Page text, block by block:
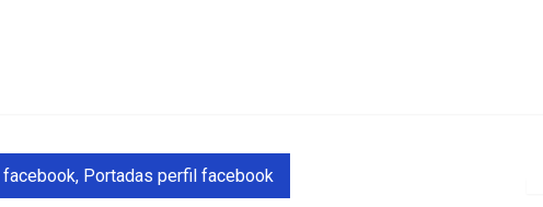
facebook, Portadas perfil facebook